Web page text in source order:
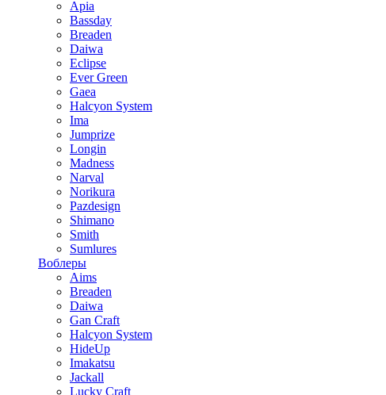
Apia
Bassday
Breaden
Daiwa
Eclipse
Ever Green
Gaea
Halcyon System
Ima
Jumprize
Longin
Madness
Narval
Norikura
Pazdesign
Shimano
Smith
Sumlures
Воблеры
Aims
Breaden
Daiwa
Gan Craft
Halcyon System
HideUp
Imakatsu
Jackall
Lucky Craft